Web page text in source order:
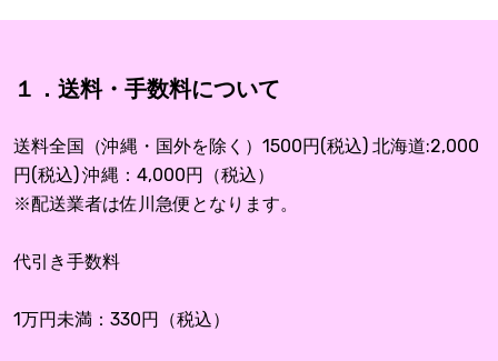
１．送料・手数料について
送料全国（沖縄・国外を除く）1500円(税込) 北海道:2,000
円(税込) 沖縄：4,000円（税込）
※配送業者は佐川急便となります。
代引き手数料
1万円未満：330円（税込）